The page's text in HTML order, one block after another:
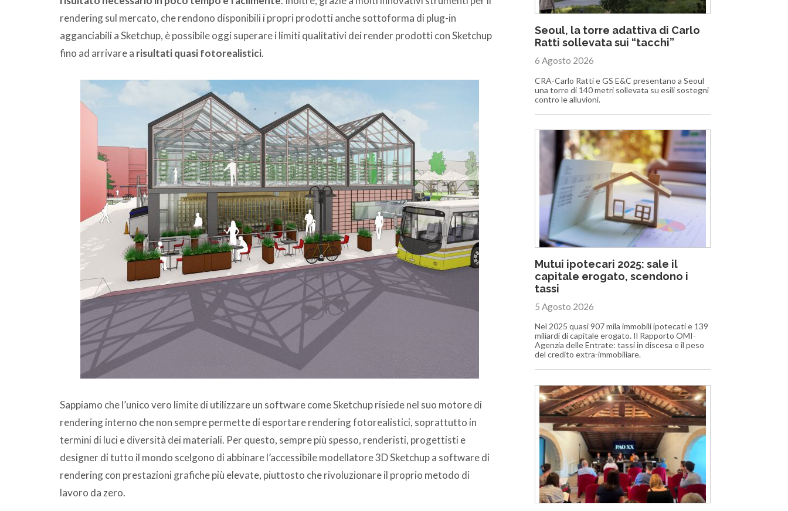
rendering sul mercato, che rendono disponibili i propri prodotti anche sottoforma di plug-in
agganciabili a Sketchup, è possibile oggi superare i limiti qualitativi dei render prodotti con Sketchup
fino ad arrivare a risultati quasi fotorealistici.
Sappiamo che l’unico vero limite di utilizzare un software come Sketchup risiede nel suo motore di
rendering interno che non sempre permette di esportare rendering fotorealistici, soprattutto in
termini di luci e diversità dei materiali. Per questo, sempre più spesso, renderisti, progettisti e
designer di tutto il mondo scelgono di abbinare l’accessibile modellatore 3D Sketchup a software di
rendering con prestazioni grafiche più elevate, piuttosto che rivoluzionare il proprio metodo di
lavoro da zero.
Seoul, la torre adattiva di Carlo
Ratti sollevata sui “tacchi”
6 Agosto 2026
CRA-Carlo Ratti e GS E&C presentano a Seoul
una torre di 140 metri sollevata su esili sostegni
contro le alluvioni.
Mutui ipotecari 2025: sale il
capitale erogato, scendono i
tassi
5 Agosto 2026
Nel 2025 quasi 907 mila immobili ipotecati e 139
miliardi di capitale erogato. Il Rapporto OMI-
Agenzia delle Entrate: tassi in discesa e il peso
del credito extra-immobiliare.